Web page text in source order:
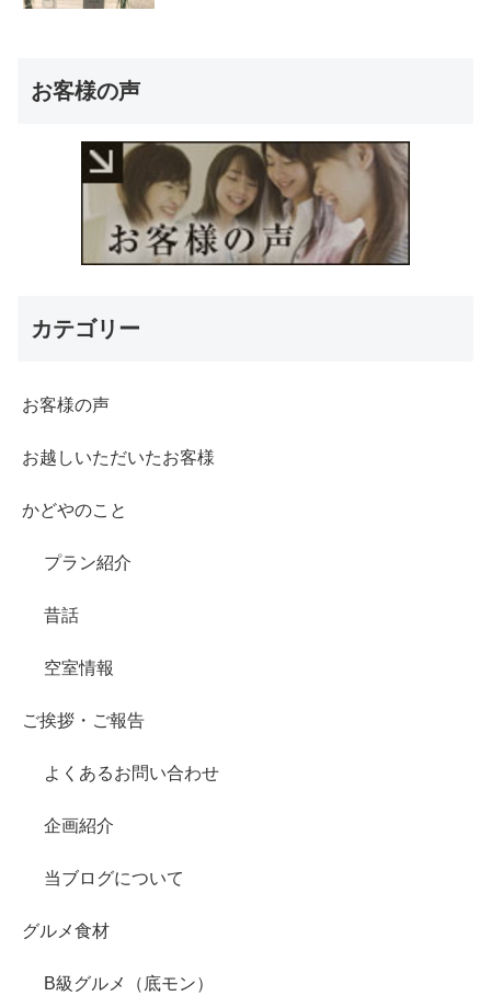
お客様の声
カテゴリー
お客様の声
お越しいただいたお客様
かどやのこと
プラン紹介
昔話
空室情報
ご挨拶・ご報告
よくあるお問い合わせ
企画紹介
当ブログについて
グルメ食材
B級グルメ（底モン）